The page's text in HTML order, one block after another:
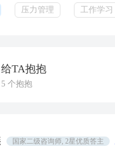
压力管理 工作学习
给TA抱抱
5 个抱抱
国家二级咨询师, 2星优质答主